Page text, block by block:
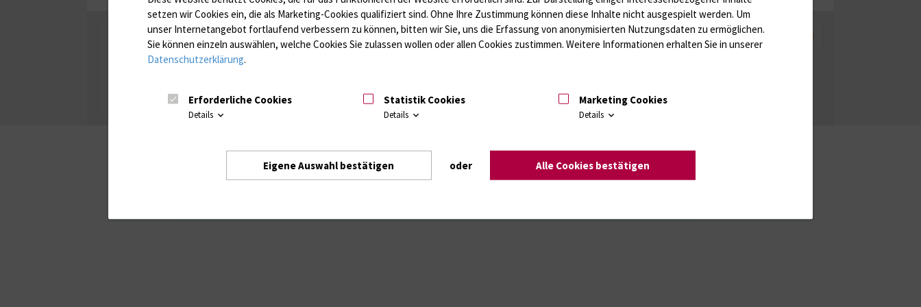
Universität Rostock
InstagramYouTubeLinkedIn
Xing
Intranet Login (für Studenten) Impressum Datenschutzhinweise Barrierefreiheit
setzen wir Cookies ein, die als Marketing-Cookies qualifiziert sind. Ohne Ihre Zustimmung können diese Inhalte nicht ausgespielt werden. Um
unser Internetangebot fortlaufend verbessern zu können, bitten wir Sie, uns die Erfassung von anonymisierten Nutzungsdaten zu ermöglichen.
Sie können einzeln auswählen, welche Cookies Sie zulassen wollen oder allen Cookies zustimmen. Weitere Informationen erhalten Sie in unserer
Datenschutzerklärung.
Erforderliche Cookies
Details
Statistik Cookies
Details
Marketing Cookies
Details
Eigene Auswahl bestätigen oder Alle Cookies bestätigen